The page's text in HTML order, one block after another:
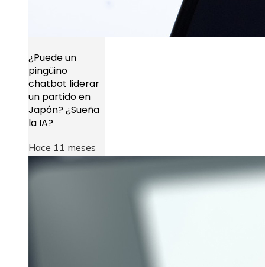
¿Puede un
pingüino
chatbot liderar
un partido en
Japón? ¿Sueña
la IA?
Hace 11 meses